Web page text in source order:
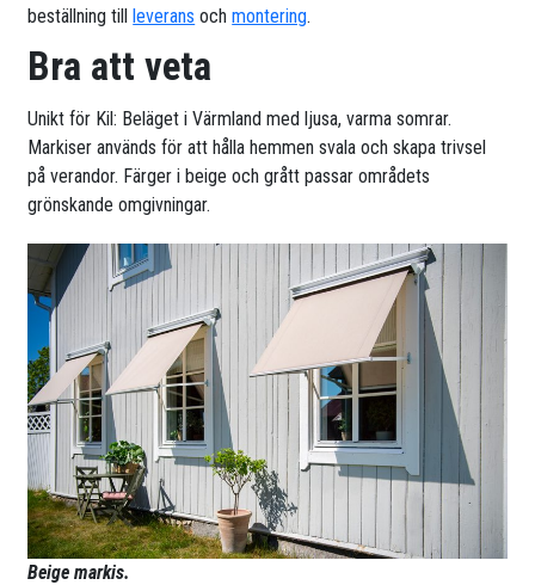
beställning tillleverans ochmontering.
Bra att veta
Unikt för Kil: Beläget i Värmland med ljusa, varma somrar.
Markiser används för att hålla hemmen svala och skapa trivsel
på verandor. Färger i beige och grått passar områdets
grönskande omgivningar.
Beige markis.